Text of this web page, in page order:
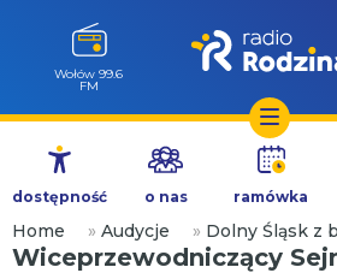
Przejdź
treści
Wołów 99.6
FM
dostępność o nas ramówka
Home » Audycje » Dolny Śląsk z
Wiceprzewodniczący